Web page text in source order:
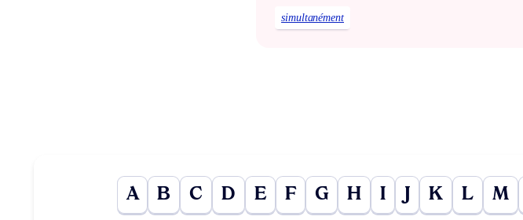
simultanément
A B C D E F G H I J K L M